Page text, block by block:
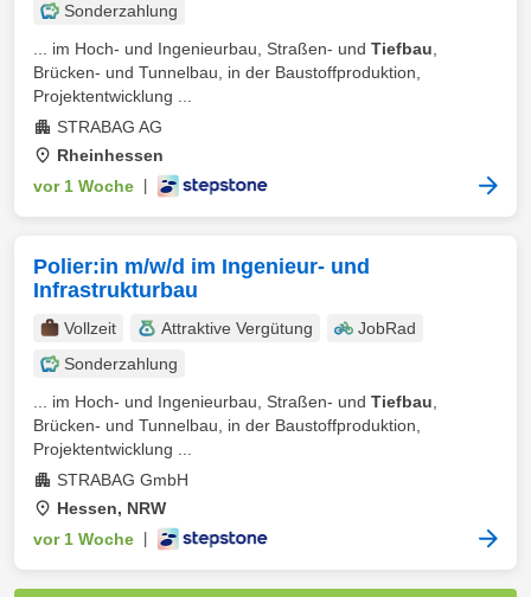
Sonderzahlung
... im Hoch- und Ingenieurbau, Straßen- und Tiefbau
Brücken- und Tunnelbau, in der Baustoffproduktion,
Projektentwicklung ...
STRABAG AG
Rheinhessen
vor 1 Woche
Polier:in m/w/d im Ingenieur- und
Infrastrukturbau
Vollzeit Attraktive Vergütung
JobRad
Sonderzahlung
... im Hoch- und Ingenieurbau, Straßen- und Tiefbau
Brücken- und Tunnelbau, in der Baustoffproduktion,
Projektentwicklung ...
STRABAG GmbH
Hessen, NRW
vor 1 Woche